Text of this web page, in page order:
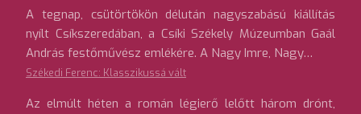
A tegnap, csütörtökön délután nagyszabású kiállítás
nyílt Csíkszeredában, a Csíki Székely Múzeumban Gaál
András festőművész emlékére. A Nagy Imre, Nagy…
Székedi Ferenc: Klasszikussá vált
Az elmúlt héten a román légierő lelőtt három drónt,